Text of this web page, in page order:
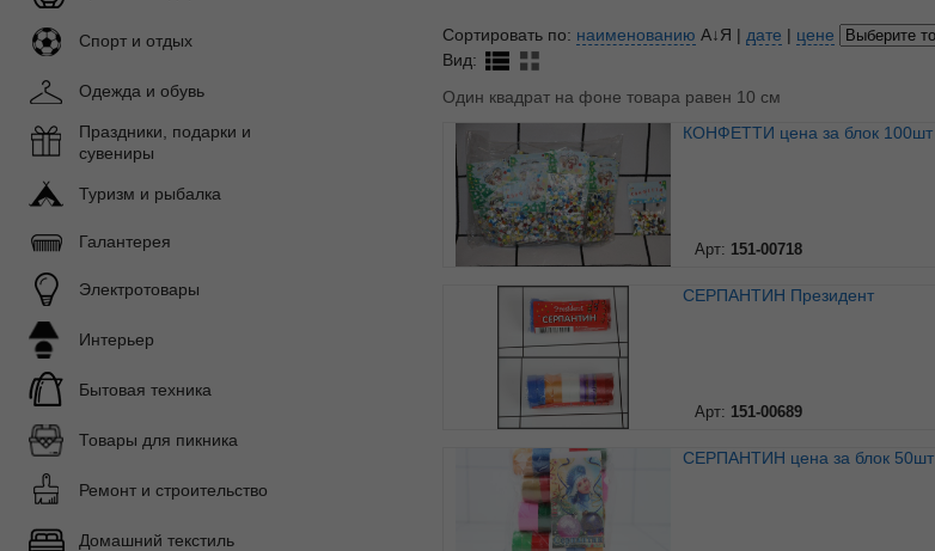
Сортировать по: наименованию А↓Я | дате | цене
Вид:
Один квадрат на фоне товара равен 10 см
КОНФЕТТИ цена за блок 100шт
Арт: 151-00718
СЕРПАНТИН Президент
Арт: 151-00689
СЕРПАНТИН цена за блок 50шт
Спорт и отдых
Одежда и обувь
Праздники, подарки и
сувениры
Туризм и рыбалка
Галантерея
Электротовары
Интерьер
Бытовая техника
Товары для пикника
Ремонт и строительство
Домашний текстиль